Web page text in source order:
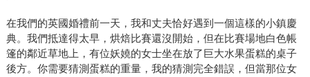
在我們的英國婚禮前一天，我和丈夫恰好遇到一個這樣的小鎮慶
典。我們抵達得太早，烘焙比賽還沒開始，但在比賽場地白色帳
篷的鄰近草地上，有位妖嬈的女士坐在放了巨大水果蛋糕的桌子
後方。你需要猜測蛋糕的重量，我的猜測完全錯誤，但當那位女